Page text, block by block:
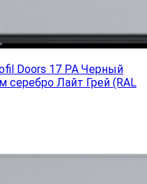
Doors 17 PA Черный
серебро Лайт Грей (RAL